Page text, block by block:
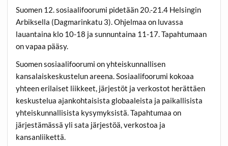
Suomen 12. sosiaalifoorumi pidetään 20.-21.4 Helsingin
Arbiksella (Dagmarinkatu 3). Ohjelmaa on luvassa
lauantaina klo 10-18 ja sunnuntaina 11-17. Tapahtumaan
on vapaa pääsy.
Suomen sosiaalifoorumi on yhteiskunnallisen
kansalaiskeskustelun areena. Sosiaalifoorumi kokoaa
yhteen erilaiset liikkeet, järjestöt ja verkostot herättäen
keskustelua ajankohtaisista globaaleista ja paikallisista
yhteiskunnallisista kysymyksistä. Tapahtumaa on
järjestämässä yli sata järjestöä, verkostoa ja
kansanliikettä.